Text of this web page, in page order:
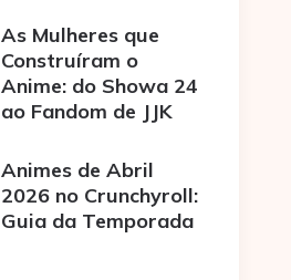
As Mulheres que
Construíram o
Anime: do Showa 24
ao Fandom de JJK
Animes de Abril
2026 no Crunchyroll:
Guia da Temporada